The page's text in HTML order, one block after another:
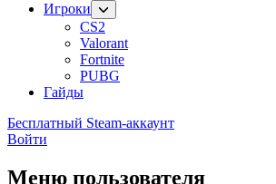
Игроки
CS2
Valorant
Fortnite
PUBG
Гайды
Бесплатный Steam-аккаунт
Войти
Меню пользователя